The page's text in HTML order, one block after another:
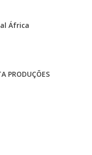
África
PRODUÇÕES